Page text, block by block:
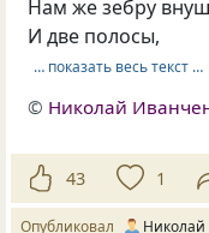
Нам же зебру
И две полосы,
… показать весь текст …
© Николай
43 1
Опубликовал